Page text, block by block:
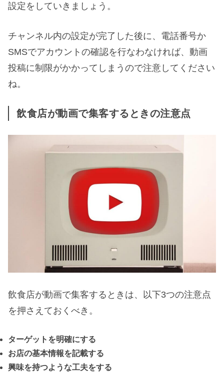
設定をしていきましょう。
チャンネル内の設定が完了した後に、電話番号か
SMSでアカウントの確認を行なわなければ、動画
投稿に制限がかかってしまうので注意してください
ね。
飲食店が動画で集客するときの注意点
飲食店が動画で集客するときは、以下3つの注意点
を押さえておくべき。
ターゲットを明確にする
お店の基本情報を記載する
興味を持つような工夫をする